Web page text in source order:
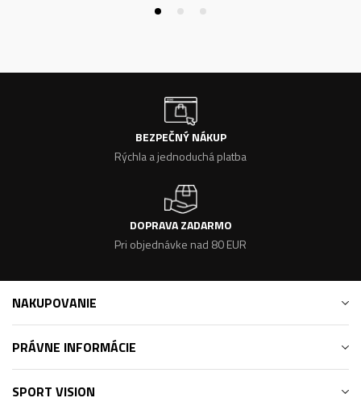
BEZPEČNÝ NÁKUP
Rýchla a jednoduchá platba
DOPRAVA ZADARMO
Pri objednávke nad 80 EUR
NAKUPOVANIE
PRÁVNE INFORMÁCIE
SPORT VISION